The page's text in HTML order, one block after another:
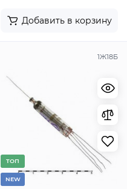
Добавить в корзину
1Ж18Б
TОП
NEW